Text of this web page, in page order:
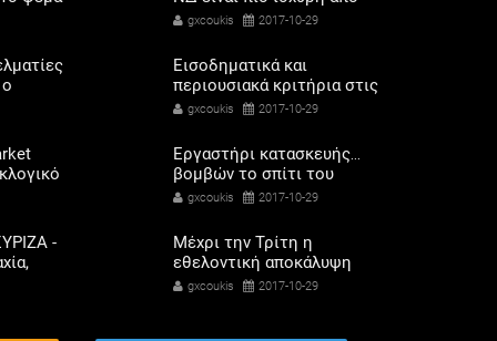
οι
-
ποτέ»
gxcoukis 2017-10-29
Εισοδηματικά και
περιουσιακά κριτήρια στις
120 δόσεις
gxcoukis 2017-10-29
Εργαστήρι κατασκευής…
βομβών το σπίτι του
29χρονου στην Αττική – Τι
gxcoukis 2017-10-29
Mέχρι την Τρίτη η
εθελοντική αποκάλυψη
εισοδημάτων
gxcoukis 2017-10-29